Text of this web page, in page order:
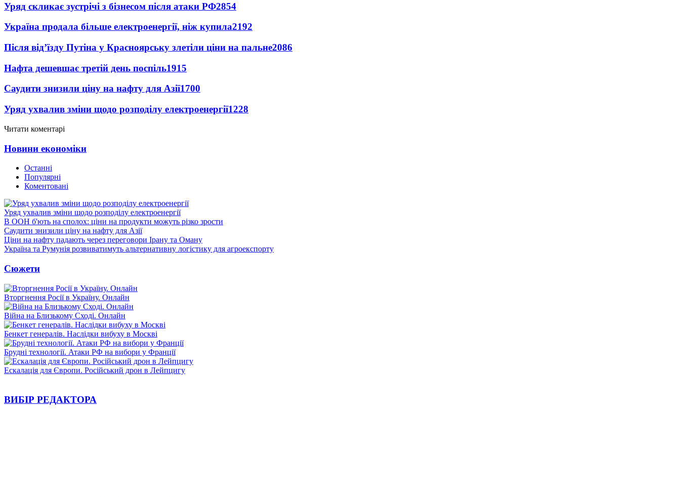
Уряд скликає зустрічі з бізнесом після атаки РФ2854
Україна продала більше електроенергії, ніж купила2192
Після від’їзду Путіна у Красноярську злетіли ціни на пальне2086
Нафта дешевшає третій день поспіль1915
Саудити знизили ціну на нафту для Азії1700
Уряд ухвалив зміни щодо розподілу електроенергії1228
Читати коментарі
Новини економіки
Останні
Популярні
Коментовані
Уряд ухвалив зміни щодо розподілу електроенергії
В ООН б'ють на сполох: ціни на продукти можуть різко зрости
Саудити знизили ціну на нафту для Азії
Ціни на нафту падають через переговори Ірану та Оману
Україна та Румунія розвиватимуть альтернативну логістику для агроекспорту
Сюжети
Вторгнення Росії в Україну. Онлайн
Війна на Близькому Сході. Онлайн
Бенкет генералів. Наслідки вибуху в Москві
Брудні технології. Атаки РФ на вибори у Франції
Ескалація для Європи. Російський дрон в Лейпцигу
ВИБІР РЕДАКТОРА